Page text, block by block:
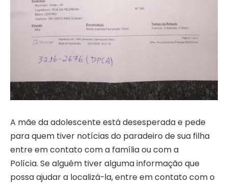
A mãe da adolescente está desesperada e pede
para quem tiver notícias do paradeiro de sua filha
entre em contato com a família ou com a
Polícia. Se alguém tiver alguma informação que
possa ajudar a localizá-la, entre em contato com o